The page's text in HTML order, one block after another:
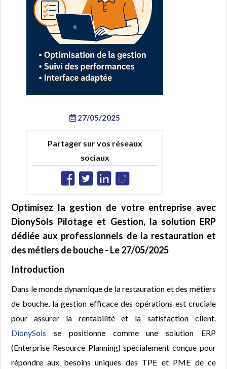
27/05/2025
Partager sur vos réseaux
sociaux
Optimisez la gestion de votre entreprise avec
DionySols Pilotage et Gestion, la solution ERP
dédiée aux professionnels de la restauration et
des métiers de bouche - Le 27/05/2025
Introduction
Dans le monde dynamique de la restauration et des métiers
de bouche, la gestion efficace des opérations est cruciale
pour assurer la rentabilité et la satisfaction client.
DionySols se positionne comme une solution ERP
(Enterprise Resource Planning) spécialement conçue pour
répondre aux besoins uniques des TPE et PME de ce